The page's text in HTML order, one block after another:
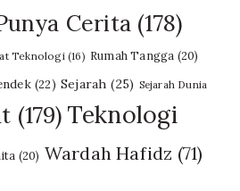
Cerita (178)
Teknologi(16) Rumah Tangga (20)
(22) Sejarah (25) Sejarah Dunia
(179) Teknologi
(20) Wardah Hafidz (71)